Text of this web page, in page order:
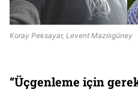
Koray Peksayar, Levent Mazılıgüney
“Üçgenleme için